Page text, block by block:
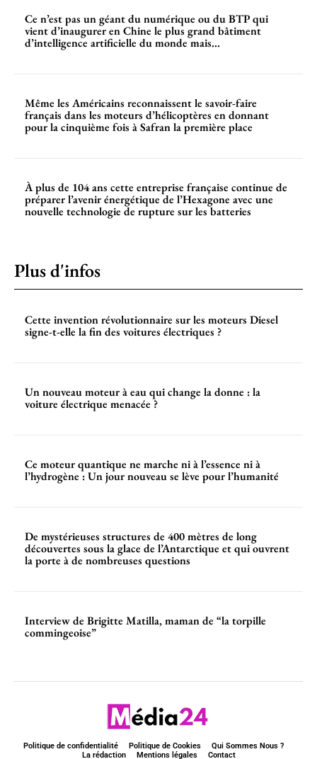
Ce n’est pas un géant du numérique ou du BTP qui
vient d’inaugurer en Chine le plus grand bâtiment
d’intelligence artificielle du monde mais...
Même les Américains reconnaissent le savoir-faire
français dans les moteurs d’hélicoptères en donnant
pour la cinquième fois à Safran la première place
À plus de 104 ans cette entreprise française continue de
préparer l’avenir énergétique de l’Hexagone avec une
nouvelle technologie de rupture sur les batteries
Plus d'infos
Cette invention révolutionnaire sur les moteurs Diesel
signe-t-elle la fin des voitures électriques ?
Un nouveau moteur à eau qui change la donne : la
voiture électrique menacée ?
Ce moteur quantique ne marche ni à l’essence ni à
l’hydrogène : Un jour nouveau se lève pour l’humanité
De mystérieuses structures de 400 mètres de long
découvertes sous la glace de l’Antarctique et qui ouvrent
la porte à de nombreuses questions
Interview de Brigitte Matilla, maman de “la torpille
commingeoise”
Politique de confidentialité Politique de Cookies
Qui Sommes Nous ?
La rédaction
Mentions légales Contact